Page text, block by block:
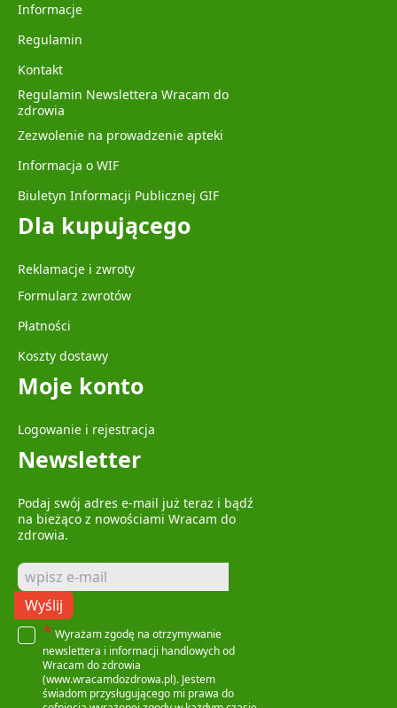
Informacje
Regulamin
Kontakt
Regulamin Newslettera Wracam do
zdrowia
Zezwolenie na prowadzenie apteki
Informacja o WIF
Biuletyn Informacji Publicznej GIF
Dla kupującego
Reklamacje i zwroty
Formularz zwrotów
Płatności
Koszty dostawy
Moje konto
Logowanie i rejestracja
Newsletter
Podaj swój adres e-mail już teraz i bądź
na bieżąco z nowościami Wracam do
zdrowia.
Wyślij
* Wyrażam zgodę na otrzymywanie
newslettera i informacji handlowych od
Wracam do zdrowia
(www.wracamdozdrowa.pl). Jestem
świadom przysługującego mi prawa do